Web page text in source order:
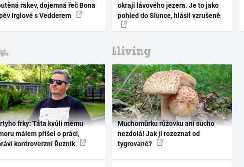
rakev, dojemná řeč Bona
Irglové s Vedderem
okraji lávového jezera. Je to jako
pohled do Slunce, hlásil vzrušeně
frky: Táta kvůli mému
málem přišel o práci,
kontroverzní Řezník
Muchomůrku růžovku ani sucho
nezdolá! Jak ji rozeznat od
tygrované?